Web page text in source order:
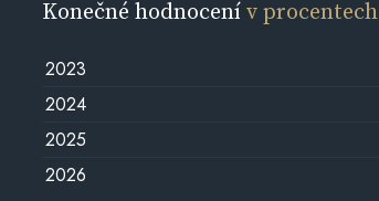
Konečné hodnocenív procentech
2023
2024
2025
2026